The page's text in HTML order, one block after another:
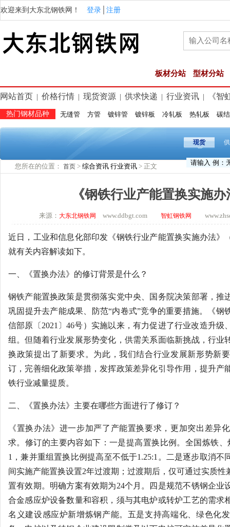
欢迎来到大东北钢铁网！ 登录 注册
板材分站 型材分站
网站首页 价格行情 现货资源 供求快递 行业资讯 《智
热门钢材品种 无缝管 方管 镀锌管 镀锌板 冷轧板 热轧板 碳
现货
您所在的位置： 首页 > 综合资讯 行业资讯 > 正文
《钢铁行业产能置换实施
来源： 大东北钢铁网 www.ddbgt.com 智虹钢铁网
近日，工业和信息化部印发《钢铁行业产能置换实施办法》
就有关内容解读如下。
一、《置换办法》的修订背景是什么？
钢铁产能置换政策是贯彻落实党中央、国务院决策部署，推
巩固提升去产能成果、防范“内卷式”竞争的重要措施。《钢
信部原〔2021〕46号）实施以来，有力促进了行业改造升级
组。但随着行业发展形势变化，供需关系面临新挑战，行业
换政策提出了新要求。为此，我们结合行业发展新形势新
订，完善细化政策举措，发挥政策差异化引导作用，提升产
铁行业减量提质。
二、《置换办法》主要在哪些方面进行了修订？
《置换办法》进一步加严了产能置换要求，更加突出差异
求。修订的主要内容如下：一是提高置换比例。全国炼铁
1，兼并重组置换比例提高至不低于1.25:1。二是逐步取消不
间实施产能置换设置2年过渡期；过渡期后，仅可通过实质
置有效期。明确方案有效期为24个月。四是规范不锈钢企业
合金感应炉设备数量和容积，须与其电炉或转炉工艺的需求
名义建设感应炉新增炼钢产能。五是支持高端化、绿色化